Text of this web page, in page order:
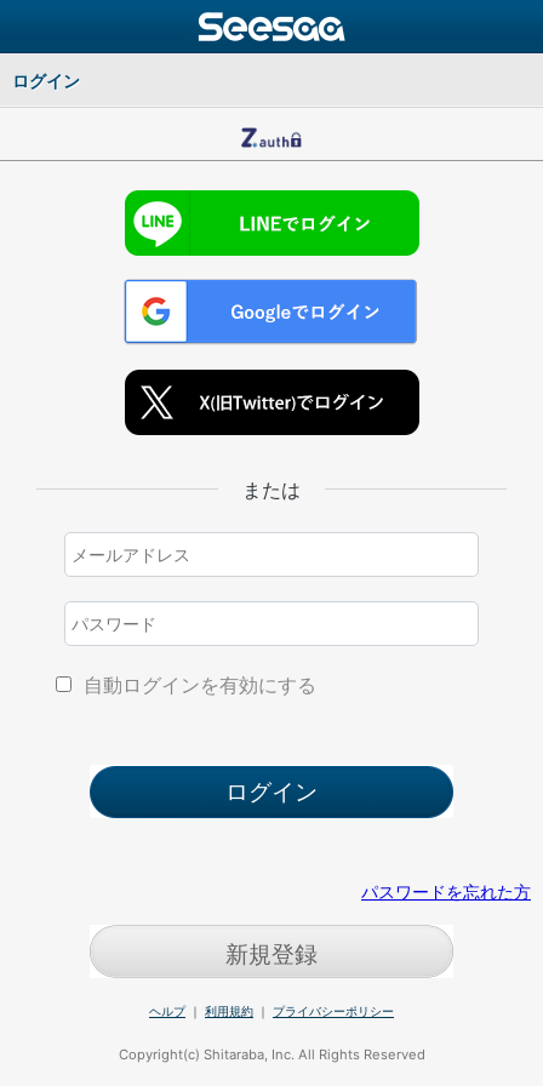
ログイン
または
自動ログインを有効にする
パスワードを忘れた方
新規登録
ヘルプ｜ 利用規約 ｜ プライバシーポリシー
Copyright(c) Shitaraba, Inc. All Rights Reserved